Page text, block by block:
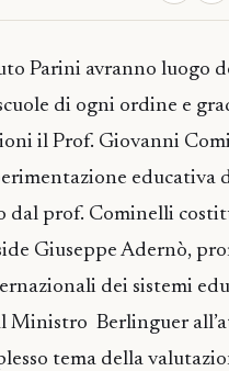
Parini avranno luogo
di ogni ordine e
il Prof. Giovanni
educativa
dal prof. Cominelli
Giuseppe Adernò,
dei sistemi
Ministro Berlinguer
tema della